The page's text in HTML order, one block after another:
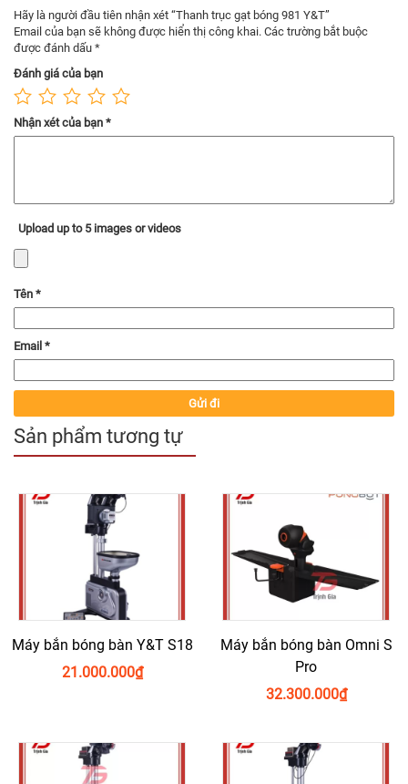
Hãy là người đầu tiên nhận xét “Thanh trục gạt bóng 981 Y&T”
Email của bạn sẽ không được hiển thị công khai. Các trường bắt buộc
được đánh dấu *
Đánh giá của bạn
Nhận xét của bạn *
Upload up to 5 images or videos
Tên *
Email *
Sản phẩm tương tự
Máy bắn bóng bàn Y&T S18
₫
21.000.000
Máy bắn bóng bàn Omni S
Pro
₫
32.300.000